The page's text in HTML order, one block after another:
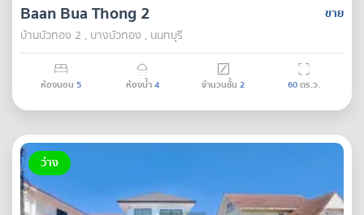
ขาย
Baan Bua Thong 2
บ้านบัวทอง 2 , บางบัวทอง , นนทบุรี
ห้องนอน 5 ห้องน้ำ4 จำนวนชั้น 2 60ตร.ว.
ว่าง